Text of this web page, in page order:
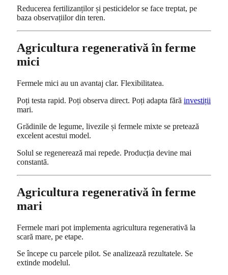
Reducerea fertilizanților și pesticidelor se face treptat, pe
baza observațiilor din teren.
Agricultura regenerativă în ferme
mici
Fermele mici au un avantaj clar. Flexibilitatea.
Poți testa rapid. Poți observa direct. Poți adapta fără investiții
mari.
Grădinile de legume, livezile și fermele mixte se pretează
excelent acestui model.
Solul se regenerează mai repede. Producția devine mai
constantă.
Agricultura regenerativă în ferme
mari
Fermele mari pot implementa agricultura regenerativă la
scară mare, pe etape.
Se începe cu parcele pilot. Se analizează rezultatele. Se
extinde modelul.